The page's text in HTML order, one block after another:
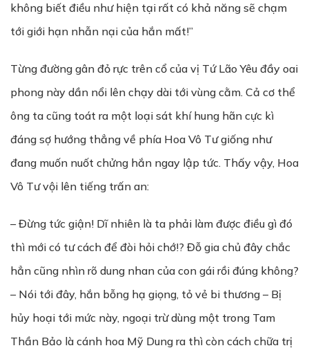
không biết điều như hiện tại rất có khả năng sẽ chạm
tới giới hạn nhẫn nại của hắn mất!”
Từng đường gân đỏ rực trên cổ của vị Tứ Lão Yêu đầy oai
phong này dần nổi lên chạy dài tới vùng cằm. Cả cơ thể
ông ta cũng toát ra một loại sát khí hung hãn cực kì
đáng sợ hướng thẳng về phía Hoa Vô Tư giống như
đang muốn nuốt chửng hắn ngay lập tức. Thấy vậy, Hoa
Vô Tư vội lên tiếng trấn an:
– Đừng tức giận! Dĩ nhiên là ta phải làm được điều gì đó
thì mới có tư cách để đòi hỏi chớ!? Đỗ gia chủ đây chắc
hẳn cũng nhìn rõ dung nhan của con gái rồi đúng không?
– Nói tới đây, hắn bỗng hạ giọng, tỏ vẻ bi thương – Bị
hủy hoại tới mức này, ngoại trừ dùng một trong Tam
Thần Bảo là cánh hoa Mỹ Dung ra thì còn cách chữa trị